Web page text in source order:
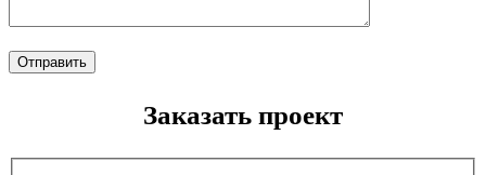
Заказать проект